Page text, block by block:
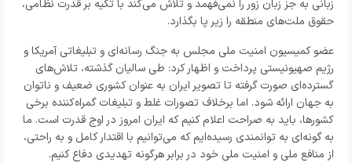
زبانی به جز زبان زور را نمی‌فهمد و تلاش می‌کند با تکیه بر قدرت نظامی،
حقوق ملت‌های منطقه را زیر پا بگذارد.
عضو کمیسیون امنیت ملی مجلس به جنگ رسانه‌ای و تبلیغاتی آمریکا و
رژیم صهیونیستی پرداخت و اظهار کرد: طی سالیان گذشته، تلاش‌های
گسترده‌ای صورت گرفته تا تصویر ایران به عنوان کشوری ضعیف و ناتوان
به جهان ارائه شود. اما برخلاف تصورات غلط و تبلیغات گمراه‌کننده برخی
کشورها، باید به صراحت اعلام کنیم که ایران امروز در اوج قدرت است. ما
به گونه‌ای به توانمندی رسیده‌ایم که می‌توانیم با اقتدار کامل و به راحتی،
از منافع ملی و امنیت ملی خود در برابر هرگونه تهدیدی دفاع کنیم.